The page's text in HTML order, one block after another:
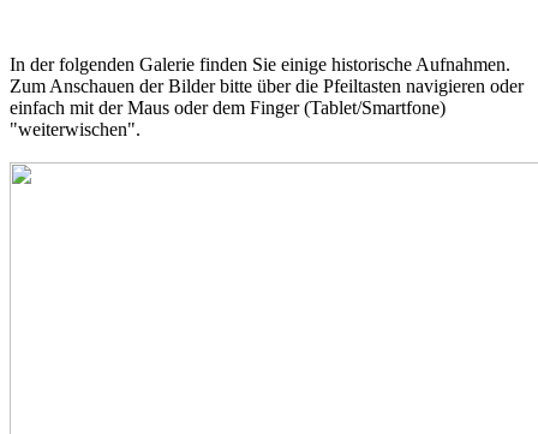
In der folgenden Galerie finden Sie einige historische Aufnahmen.
Zum Anschauen der Bilder bitte über die Pfeiltasten navigieren oder
einfach mit der Maus oder dem Finger (Tablet/Smartfone)
"weiterwischen".